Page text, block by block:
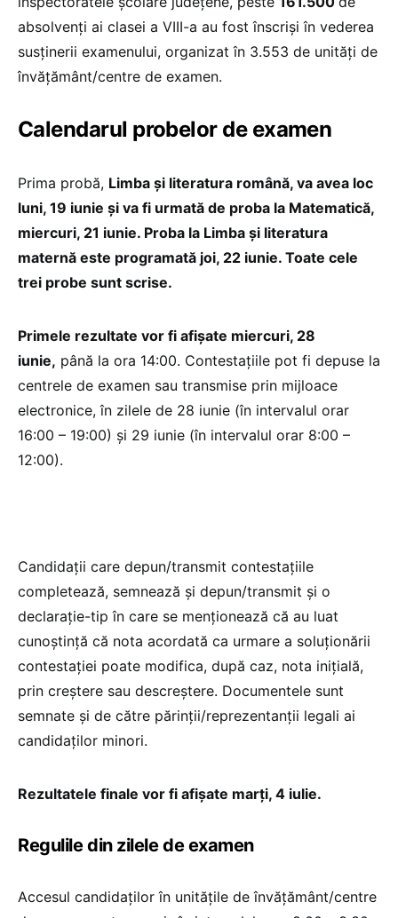
absolvenți ai clasei a VIII-a au fost înscriși în vederea
susținerii examenului, organizat în 3.553 de unități de
învățământ/centre de examen.
Calendarul probelor de examen
Prima probă, Limba și literatura română, va avea loc
luni, 19 iunie și va fi urmată de proba la Matematică,
miercuri, 21 iunie. Proba la Limba și literatura
maternă este programată joi, 22 iunie. Toate cele
trei probe sunt scrise.
Primele rezultate vor fi afișate miercuri, 28
iunie, până la ora 14:00. Contestațiile pot fi depuse la
centrele de examen sau transmise prin mijloace
electronice, în zilele de 28 iunie (în intervalul orar
16:00 – 19:00) și 29 iunie (în intervalul orar 8:00 –
12:00).
Candidații care depun/transmit contestațiile
completează, semnează și depun/transmit și o
declarație-tip în care se menționează că au luat
cunoștință că nota acordată ca urmare a soluționării
contestației poate modifica, după caz, nota inițială,
prin creștere sau descreștere. Documentele sunt
semnate și de către părinții/reprezentanții legali ai
candidaților minori.
Rezultatele finale vor fi afișate marți, 4 iulie.
Regulile din zilele de examen
Accesul candidaților în unitățile de învățământ/centre